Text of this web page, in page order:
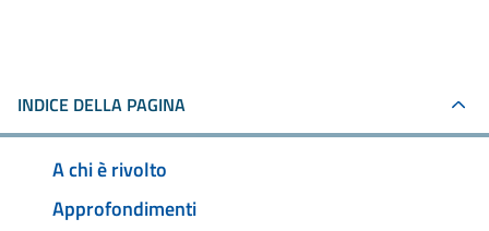
INDICE DELLA PAGINA
A chi è rivolto
Approfondimenti